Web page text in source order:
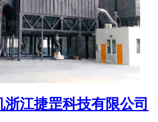
江捷罡科技有限公司